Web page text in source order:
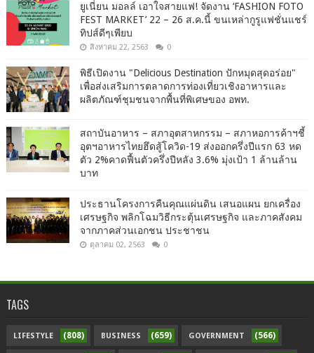
ยูเนี่ยน มอลล์ เอาใจสายแฟ! จัดงาน ‘FASHION FOTO
FEST MARKET’ 22 – 26 ส.ค.นี้ ขนเหล่ากูรูแฟชั่นแชร์
ทิปส์ดีๆเพียบ
สิงหาคม 22, 2563 0
พิธีเปิดงาน "Delicious Destination ปักหมุดสุดอร่อย"
เพื่อส่งเสริมการตลาดการท่องเที่ยวเชิงอาหารและ
ผลิตภัณฑ์ชุมชนจากพื้นที่พิเศษของ อพท.
สถาบันอาหาร – สภาอุตสาหกรรม – สภาหอการค้าฯชี้
อุตฯอาหารไทยฮึดสู้โควิด-19 ส่งออกครึ่งปีแรก 63 หด
ตัว 2%คาดฟื้นตัวครึ่งปีหลัง 3.6% มุ่งเป้า 1 ล้านล้าน
บาท
ประธานโครงการคืนคุณแผ่นดิน เสนอแผน ยกเครื่อง
เศรษฐกิจ พลิกโฉมวิธีกระตุ้นเศรษฐกิจ และภาคสังคม
จากภาคส่วนเอกชน ประชาชน
ตุลาคม 02, 2563 0
TAGS
LIFESTYLE (808) BUSINESS (659) GOVERNMENT (566)